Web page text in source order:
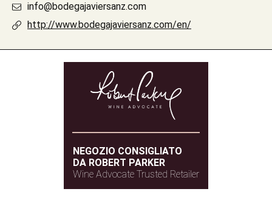
info@bodegajaviersanz.com
http://www.bodegajaviersanz.com/en/
NEGOZIO CONSIGLIATO
DA ROBERT PARKER
Wine Advocate Trusted Retailer